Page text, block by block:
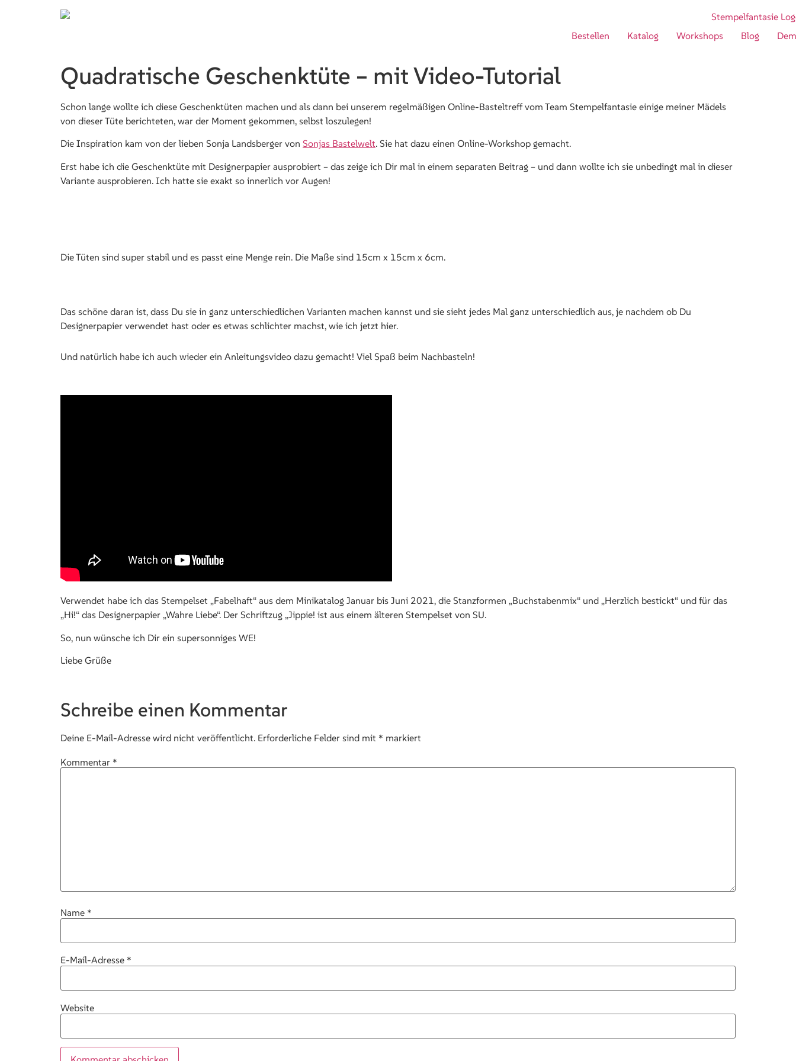
Bestellen Katalog Workshops Blog
Quadratische Geschenktüte – mit Video-Tutorial
Schon lange wollte ich diese Geschenktüten machen und als dann bei unserem regelmäßigen Online-Basteltreff vom Team Stempelfantasie einige meiner Mädels
von dieser Tüte berichteten, war der Moment gekommen, selbst loszulegen!
Die Inspiration kam von der lieben Sonja Landsberger von Sonjas Bastelwelt. Sie hat dazu einen Online-Workshop gemacht.
Erst habe ich die Geschenktüte mit Designerpapier ausprobiert – das zeige ich Dir mal in einem separaten Beitrag – und dann wollte ich sie unbedingt mal in dieser
Variante ausprobieren. Ich hatte sie exakt so innerlich vor Augen!
Die Tüten sind super stabil und es passt eine Menge rein. Die Maße sind 15cm x 15cm x 6cm.
Das schöne daran ist, dass Du sie in ganz unterschiedlichen Varianten machen kannst und sie sieht jedes Mal ganz unterschiedlich aus, je nachdem ob Du
Designerpapier verwendet hast oder es etwas schlichter machst, wie ich jetzt hier.
Und natürlich habe ich auch wieder ein Anleitungsvideo dazu gemacht! Viel Spaß beim Nachbasteln!
Verwendet habe ich das Stempelset „Fabelhaft“ aus dem Minikatalog Januar bis Juni 2021, die Stanzformen „Buchstabenmix“ und „Herzlich bestickt“ und für das
„Hi!“ das Designerpapier „Wahre Liebe“. Der Schriftzug „Jippie! ist aus einem älteren Stempelset von SU.
So, nun wünsche ich Dir ein supersonniges WE!
Liebe Grüße
Schreibe einen Kommentar
Deine E-Mail-Adresse wird nicht veröffentlicht. Erforderliche Felder sind mit * markiert
Kommentar *
Name *
E-Mail-Adresse *
Website